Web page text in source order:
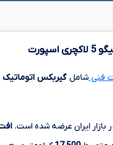
5 لاکچری اسپورت
فنیشاملگیربکس اتوماتیک
ایران عرضه شده است.